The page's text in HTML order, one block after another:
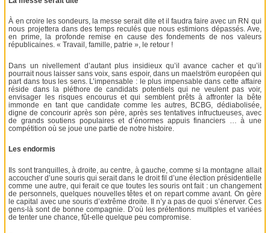
À en croire les sondeurs, la messe serait dite et il faudra faire avec un RN qui
nous projettera dans des temps reculés que nous estimions dépassés. Ave,
en prime, la profonde remise en cause des fondements de nos valeurs
républicaines. « Travail, famille, patrie », le retour !
Dans un nivellement d’autant plus insidieux qu’il avance cacher et qu’il
pourrait nous laisser sans voix, sans espoir, dans un maelström européen qui
part dans tous les sens. L’impensable : le plus impensable dans cette affaire
réside dans la pléthore de candidats potentiels qui ne veulent pas voir,
envisager les risques encourus et qui semblent prêts à affronter la bête
immonde en tant que candidate comme les autres, BCBG, dédiabolisée,
digne de concourir après son père, après ses tentatives infructueuses, avec
de grands soutiens populaires et d’énormes appuis financiers … à une
compétition où se joue une partie de notre histoire.
Les endormis
Ils sont tranquilles, à droite, au centre, à gauche, comme si la montagne allait
accoucher d’une souris qui serait dans le droit fil d’une élection présidentielle
comme une autre, qui ferait ce que toutes les souris ont fait : un changement
de personnels, quelques nouvelles têtes et on repart comme avant. On gère
le capital avec une souris d’extrême droite. Il n’y a pas de quoi s’énerver. Ces
gens-là sont de bonne compagnie. D’où les prétentions multiples et variées
de tenter une chance, fût-elle quelque peu compromise.